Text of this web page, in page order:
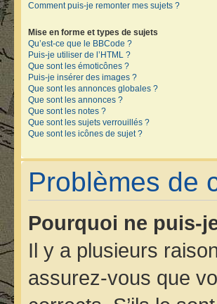
Comment puis-je remonter mes sujets ?
Mise en forme et types de sujets
Qu’est-ce que le BBCode ?
Puis-je utiliser de l’HTML ?
Que sont les émoticônes ?
Puis-je insérer des images ?
Que sont les annonces globales ?
Que sont les annonces ?
Que sont les notes ?
Que sont les sujets verrouillés ?
Que sont les icônes de sujet ?
Problèmes de
Pourquoi ne puis-
Il y a plusieurs
assurez-vous que